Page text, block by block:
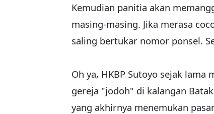
Kemudian panitia akan
masing-masing. Jika merasa
saling bertukar nomor ponsel.
Oh ya, HKBP Sutoyo sejak
gereja "jodoh" di kalangan
yang akhirnya menemukan